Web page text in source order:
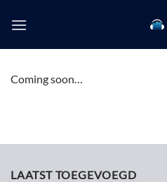
Coming soon…
LAATST TOEGEVOEGD